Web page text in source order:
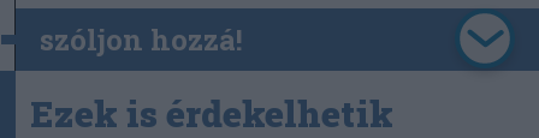
szóljon hozzá!
Ezek is érdekelhetik